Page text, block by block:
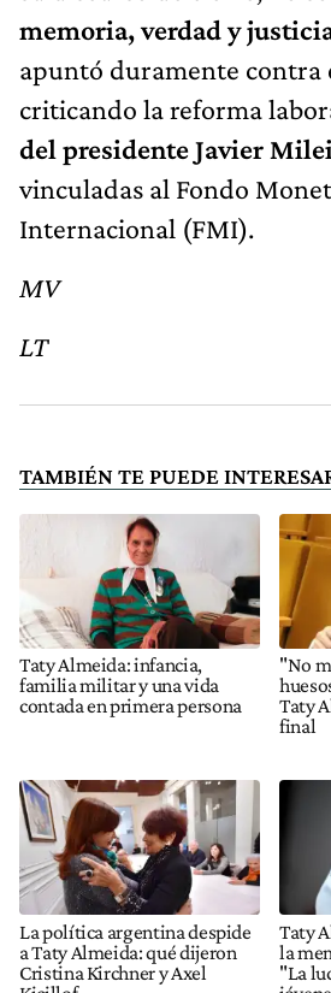
memoria, verdad y
apuntó duramente contra
criticando la reforma
del presidente Javier Milei
vinculadas al Fondo
Internacional (FMI).
MV
LT
TAMBIÉN TE PUEDE
Taty Almeida: infancia,
familia militar y una vida
contada en primera persona
"No
Taty
final
La política argentina despide
a Taty Almeida: qué dijeron
Cristina Kirchner y Axel
Taty
la
"La